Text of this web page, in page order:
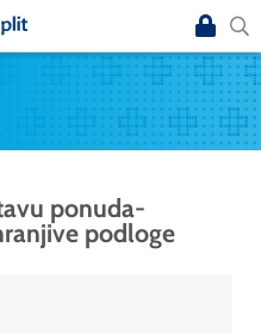
ponuda-
podloge